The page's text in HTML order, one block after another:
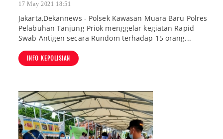
17 May 2021 18:51
Jakarta,Dekannews - Polsek Kawasan Muara Baru Polres
Pelabuhan Tanjung Priok menggelar kegiatan Rapid
Swab Antigen secara Rundom terhadap 15 orang...
INFO KEPOLISIAN